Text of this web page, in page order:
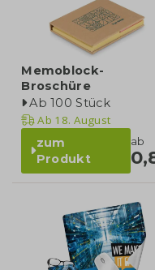
Memoblock-
Broschüre
Ab 100 Stück
Ab 18. August
zum
Produkt
ab